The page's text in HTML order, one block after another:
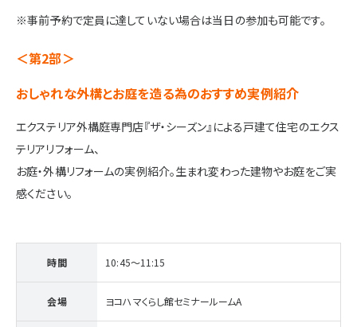
※事前予約で定員に達していない場合は当日の参加も可能です。
＜第2部＞
おしゃれな外構とお庭を造る為のおすすめ実例紹介
エクステリア外構庭専門店『ザ・シーズン』による戸建て住宅のエクス
テリアリフォーム、
お庭・外構リフォームの実例紹介。生まれ変わった建物やお庭をご実
感ください。
時間 10:45～11:15
会場 ヨコハマくらし館セミナールームA